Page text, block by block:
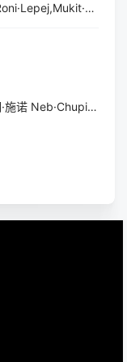
部动作片，本片
商桑德斯，继承
罪犯、性侵者与
对整个司法体系
以自己的方...
施诺 Neb·Chupin